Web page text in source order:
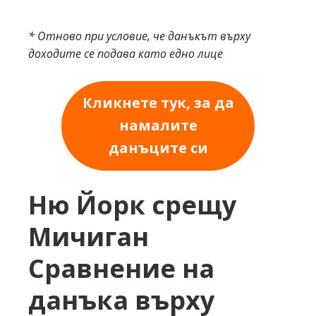
* Отново при условие, че данъкът върху
доходите се подава като едно лице
Кликнете тук, за да
намалите
данъците си
Ню Йорк срещу
Мичиган
Сравнение на
данъка върху